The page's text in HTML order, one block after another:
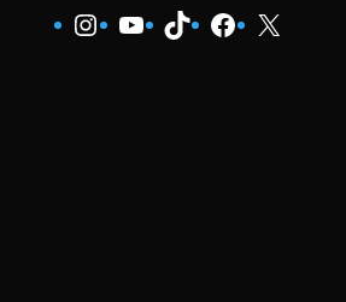
Instagram
YouTube
TikTokFacebook
X